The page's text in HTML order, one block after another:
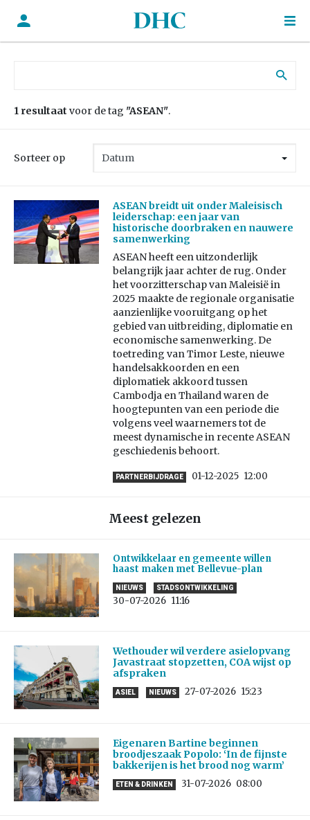
1 resultaat voor de tag "ASEAN".
Sorteer op
ASEAN breidt uit onder Maleisisch
leiderschap: een jaar van
historische doorbraken en nauwere
samenwerking
ASEAN heeft een uitzonderlijk
belangrijk jaar achter de rug. Onder
het voorzitterschap van Maleisië in
2025 maakte de regionale organisatie
aanzienlijke vooruitgang op het
gebied van uitbreiding, diplomatie en
economische samenwerking. De
toetreding van Timor Leste, nieuwe
handelsakkoorden en een
diplomatiek akkoord tussen
Cambodja en Thailand waren de
hoogtepunten van een periode die
volgens veel waarnemers tot de
meest dynamische in recente ASEAN
geschiedenis behoort.
PARTNERBIJDRAGE 01-12-2025 12:00
Meest gelezen
Ontwikkelaar en gemeente willen
haast maken met Bellevue-plan
NIEUWS STADSONTWIKKELING
30-07-2026 11:16
Wethouder wil verdere asielopvang
Javastraat stopzetten, COA wijst op
afspraken
ASIEL NIEUWS 27-07-2026 15:23
Eigenaren Bartine beginnen
broodjeszaak Popolo: ‘In de fijnste
bakkerijen is het brood nog warm’
ETEN & DRINKEN 31-07-2026 08:00